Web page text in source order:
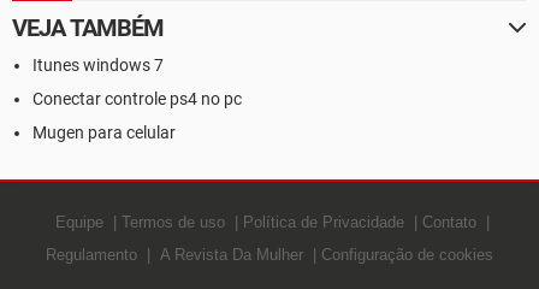
VEJA TAMBÉM
Itunes windows 7
Conectar controle ps4 no pc
Mugen para celular
Equipe Termos de uso Política de Privacidade
Contato
Regulamento
A Revista Da Mulher Configuração de cookies